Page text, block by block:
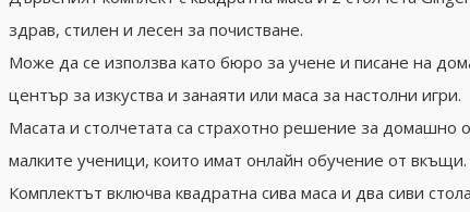
здрав, стилен и лесен за почистване.
Може да се използва като бюро за учене и писане на
център за изкуства и занаяти или маса за настолни игри.
Масата и столчетата са страхотно решение за домашно
малките ученици, които имат онлайн обучение от вкъщи.
Комплектът включва квадратна сива маса и два сиви